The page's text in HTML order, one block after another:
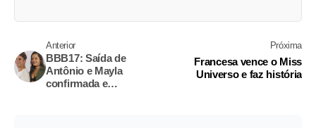
Anterior
BBB17: Saída de
Antônio e Mayla
confirmada e
Próxima
Francesa vence o Miss
Universo e faz história